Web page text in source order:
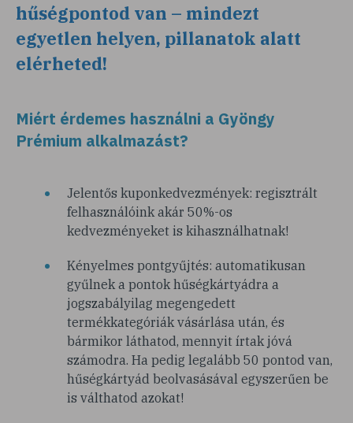
hűségpontod van – mindezt
egyetlen helyen, pillanatok alatt
elérheted!
Miért érdemes használni a Gyöngy
Prémium alkalmazást?
Jelentős kuponkedvezmények: regisztrált
felhasználóink akár 50%-os
kedvezményeket is kihasználhatnak!
Kényelmes pontgyűjtés: automatikusan
gyűlnek a pontok hűségkártyádra a
jogszabályilag megengedett
termékkategóriák vásárlása után, és
bármikor láthatod, mennyit írtak jóvá
számodra. Ha pedig legalább 50 pontod van,
hűségkártyád beolvasásával egyszerűen be
is válthatod azokat!